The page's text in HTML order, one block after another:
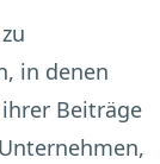
in denen
Beiträge